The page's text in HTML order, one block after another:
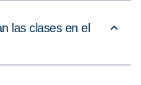
las clases en el